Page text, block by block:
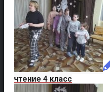
чтение 4 класс